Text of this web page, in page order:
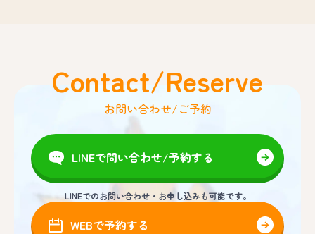
Contact/Reserve
お問い合わせ/ご予約
LINEで問い合わせ/予約する
LINEでのお問い合わせ・お申し込みも可能です。
WEBで予約する